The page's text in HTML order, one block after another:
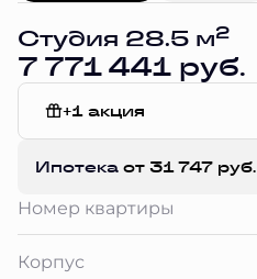
Студия 28.5 м2
7 771 441 руб.
+1 акция
Ипотека от 31 747 руб.
Номер квартиры
Корпус